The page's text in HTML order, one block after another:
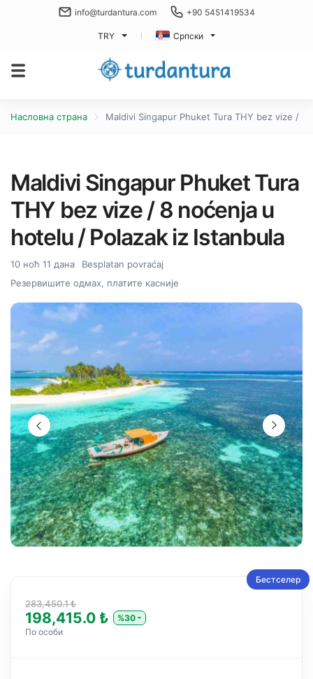
info@turdantura.com +90 5451419534
TRY Српски
Насловна страна Maldivi Singapur Phuket Tura THY bez vize /
Maldivi Singapur Phuket Tura
THY bez vize / 8 noćenja u
hotelu / Polazak iz Istanbula
10 ноћ 11 дана
Besplatan povraćaj
Резервишите одмах, платите касније
Бестселер
283,450.1 ₺
198,415.0 ₺
%30
По особи